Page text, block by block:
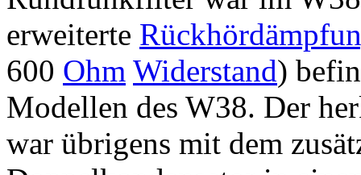
erweiterte
600 Ohm Widerstand)
Modellen des W38. Der
war übrigens mit dem